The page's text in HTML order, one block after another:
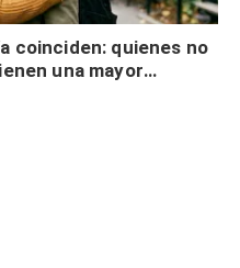
coinciden: quienes no
una mayor
físicos y no es por